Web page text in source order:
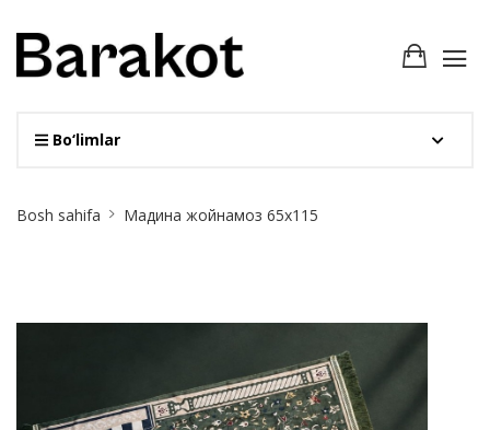
Bo‘limlar
Breadcrumb
Bosh sahifa Мадина жойнамоз 65х115